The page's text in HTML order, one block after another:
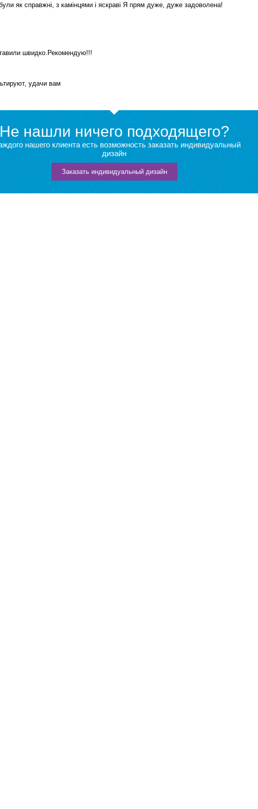
як справжні, з камінцями і яскраві Я прям дуже, дуже задоволена!
швидко.Рекомендую!!!
удачи вам
нашли ничего подходящего?
нашего клиента есть возможность заказать индивидуальный
дизайн
Заказать индивидуальный дизайн